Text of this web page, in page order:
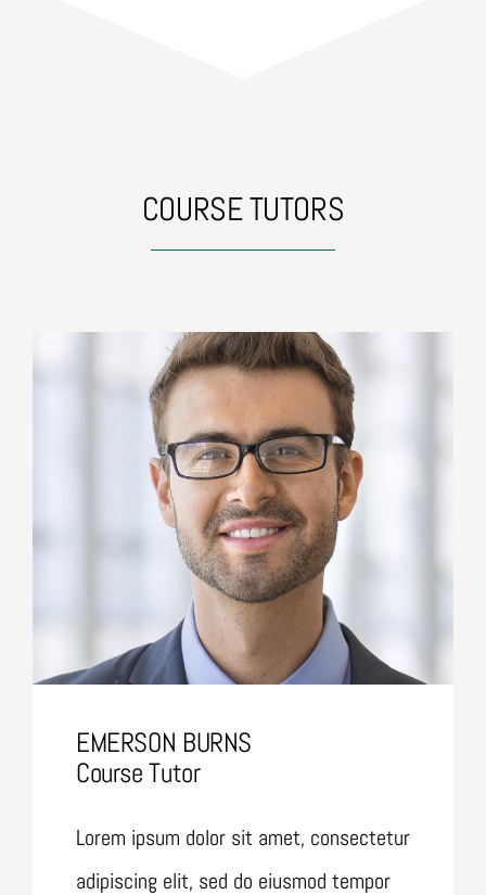
COURSE TUTORS
EMERSON BURNS
Course Tutor
Lorem ipsum dolor sit amet, consectetur
adipiscing elit, sed do eiusmod tempor